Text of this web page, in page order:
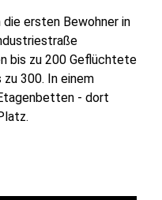
ersten Bewohner in
bis zu 200 Geflüchtete
300. In einem
- dort